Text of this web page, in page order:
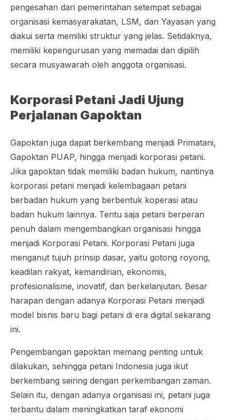
pengesahan dari pemerintahan setempat sebagai
organisasi kemasyarakatan, LSM, dan Yayasan yang
diakui serta memiliki struktur yang jelas. Setidaknya,
memiliki kepengurusan yang memadai dan dipilih
secara musyawarah oleh anggota organisasi.
Korporasi Petani Jadi Ujung
Perjalanan Gapoktan
Gapoktan juga dapat berkembang menjadi Primatani,
Gapoktan PUAP, hingga menjadi korporasi petani.
Jika gapoktan tidak memiliki badan hukum, nantinya
korporasi petani menjadi kelembagaan petani
berbadan hukum yang berbentuk koperasi atau
badan hukum lainnya. Tentu saja petani berperan
penuh dalam mengembangkan organisasi hingga
menjadi Korporasi Petani. Korporasi Petani juga
menganut tujuh prinsip dasar, yaitu gotong royong,
keadilan rakyat, kemandirian, ekonomis,
profesionalisme, inovatif, dan berkelanjutan. Besar
harapan dengan adanya Korporasi Petani menjadi
model bisnis baru bagi petani di era digital sekarang
ini.
Pengembangan gapoktan memang penting untuk
dilakukan, sehingga petani Indonesia juga ikut
berkembang seiring dengan perkembangan zaman.
Selain itu, dengan adanya organisasi ini, petani juga
terbantu dalam meningkatkan taraf ekonomi